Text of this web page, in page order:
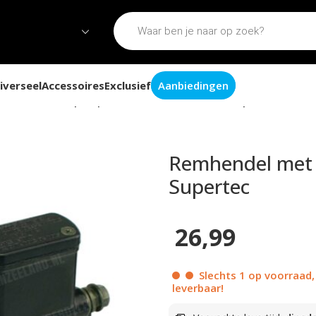
AccessoiresExclusief Aanbiedingen
met rempomp rechts zwart universeel Supertec
Remhendel
Supertec
26,99
Slechts 1 op
leverbaar!